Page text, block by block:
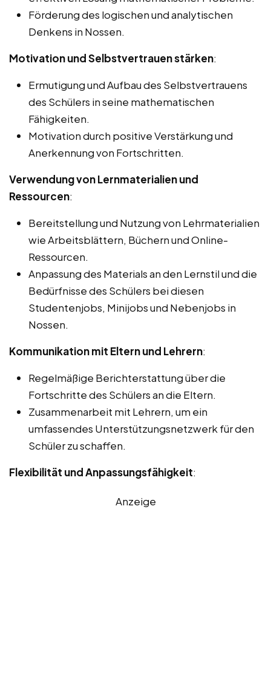
Förderung des logischen und analytischen
Denkens in Nossen.
Motivation und Selbstvertrauen stärken:
Ermutigung und Aufbau des Selbstvertrauens
des Schülers in seine mathematischen
Fähigkeiten.
Motivation durch positive Verstärkung und
Anerkennung von Fortschritten.
Verwendung von Lernmaterialien und
Ressourcen:
Bereitstellung und Nutzung von Lehrmaterialien
wie Arbeitsblättern, Büchern und Online-
Ressourcen.
Anpassung des Materials an den Lernstil und die
Bedürfnisse des Schülers bei diesen
Studentenjobs, Minijobs und Nebenjobs in
Nossen.
Kommunikation mit Eltern und Lehrern:
Regelmäßige Berichterstattung über die
Fortschritte des Schülers an die Eltern.
Zusammenarbeit mit Lehrern, um ein
umfassendes Unterstützungsnetzwerk für den
Schüler zu schaffen.
Flexibilität und Anpassungsfähigkeit:
Anzeige